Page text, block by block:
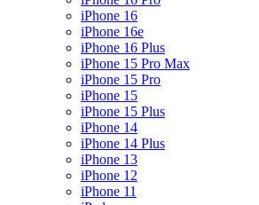
iPhone 16
iPhone 16e
iPhone 16 Plus
iPhone 15 Pro Max
iPhone 15 Pro
iPhone 15
iPhone 15 Plus
iPhone 14
iPhone 14 Plus
iPhone 13
iPhone 12
iPhone 11